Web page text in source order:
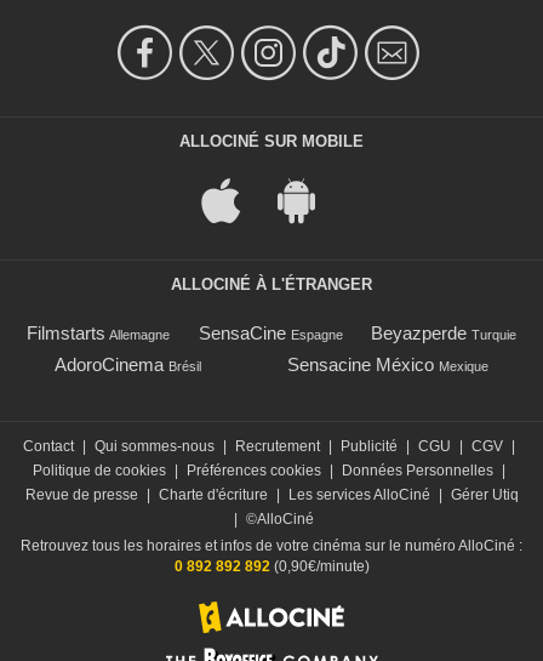
ALLOCINÉ SUR MOBILE
ALLOCINÉ À L'ÉTRANGER
Filmstarts Allemagne SensaCine Espagne Beyazperde Turquie
AdoroCinema Brésil Sensacine México Mexique
Contact Qui sommes-nous Recrutement Publicité CGU CGV
Politique de cookies
Préférences cookies Données Personnelles
Revue de presse
Charte d'écriture Les services AlloCiné
Gérer Utiq
©AlloCiné
Retrouvez tous les horaires et infos de votre cinéma sur le numéro AlloCiné :
0 892 892 892(0,90€/minute)